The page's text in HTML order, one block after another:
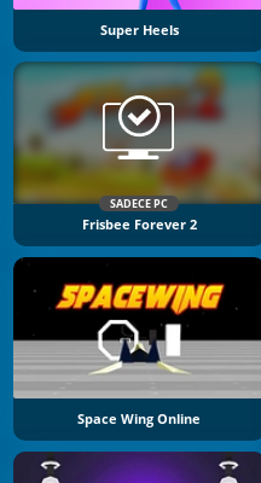
Super Heels
SADECE PC
Frisbee Forever 2
Space Wing Online